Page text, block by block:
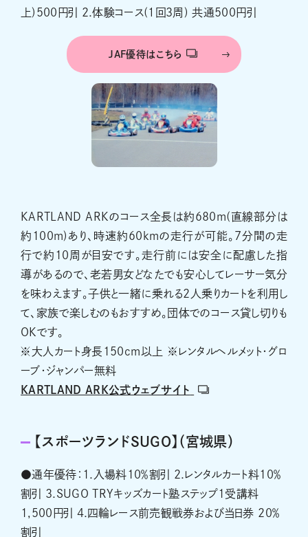
上)500円引 2.体験コース(１回３周) 共通500円引
JAF優待はこちら
KARTLAND ARKのコース全長は約680m(直線部分は
約100m)あり、時速約60kmの走行が可能。7分間の走
行で約10周が目安です。走行前には安全に配慮した指
導があるので、老若男女どなたでも安心してレーサー気分
を味わえます。子供と一緒に乗れる2人乗りカートを利用し
て、家族で楽しむのもおすすめ。団体でのコース貸し切りも
OKです。
※大人カート身長150cm以上 ※レンタルヘルメット・グロ
ーブ・ジャンパー無料
KARTLAND ARK公式ウェブサイト
【スポーツランドSUGO】（宮城県）
●通年優待：1.入場料10％割引 2.レンタルカート料10％
割引 3.SUGO TRYキッズカート塾ステップ1受講料
1,500円引 4.四輪レース前売観戦券および当日券 20％
割引